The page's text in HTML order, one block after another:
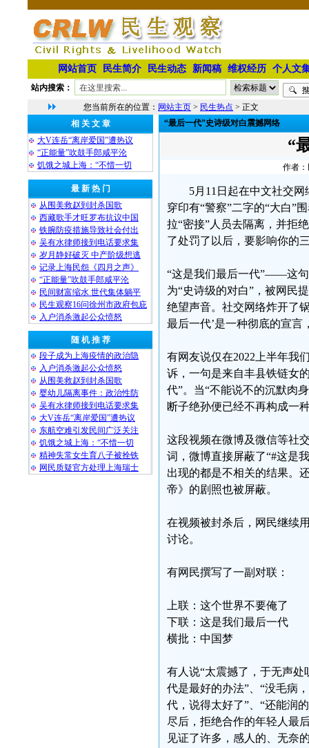
网站首页 民生简介 民生动态 新闻稿 维权经历 个人文
站内搜索：
您当前所在的位置： 网站主页 > 民生热点 > 正文
相 关 文 章
大V连岳“离岸爱国”遭热议
“正能量”吹鼓手郎咸平沦
饥饿之城上海：“不惜一切
最 新 热 门
从围美救赵到封杀国歌
西藏歌手才旺罗布抗议中国
铁腕防疫措施导致社会付出
吴有水律师接到电话要求集
岁月静好破灭 中产阶级想逃
记录上海民怨《四月之声》
“正能量”吹鼓手郎咸平沦
民间财富缩水 世代集体躺平
民生观察16问徐州市政府包庇
入户消杀激起公众愤怒
随 机 推 荐
段子成为上海疫情的政治隐
入户消杀激起公众愤怒
从围美救赵到封杀国歌
婴幼儿隔离事件：政治性防
吴有水律师接到电话要求集
大V连岳“离岸爱国”遭热议
东航空难引发民间广泛关注
饥饿之城上海：“不惜一切
精神失常女生育八子被拴铁
网民质疑官方处理上海瑞士
“最后一代”史诗级对白震撼网络
“
作者：
5月11日起在中文社交
穿印有“警察”二字的“大白”
拉“密接”人员去隔离，并拒
了处罚了以后，要影响你的
“这是我们最后一代”——这句
为“史诗级的对白”，被网民
绝望声音。社交网络炸开了
最后一代’是一种彻底的宣
有网友说仅在2022上半年我
诉，一句是来自丰县铁链女
代”。当“不能说不的沉默肉
断子绝孙便已经不再构成一
这段视频在微博及微信等社
词，微博直接屏蔽了“#这是
出现的都是不相关的结果。
帝》的剧照也被屏蔽。
在视频被封杀后，网民继续
讨论。
有网民撰写了一副对联：
上联：这个世界不要俺了
下联：这是我们最后一代
横批：中国梦
有人说“太震撼了，于无声
代是最好的办法”、“没毛病
代，说得太好了”、“还能润
尽后，拒绝合作的年轻人最
见证了许多，感人的、无奈